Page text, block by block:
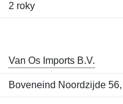
2 roky
Van Os Imports B.V.
Boveneind Noordzijde